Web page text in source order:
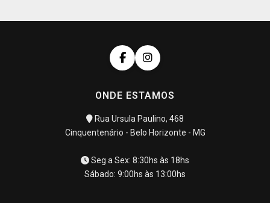
ONDE ESTAMOS
Rua Ursula Paulino, 468
Cinquentenário - Belo Horizonte - MG
Seg a Sex: 8:30hs às 18hs
Sábado: 9:00hs às 13:00hs